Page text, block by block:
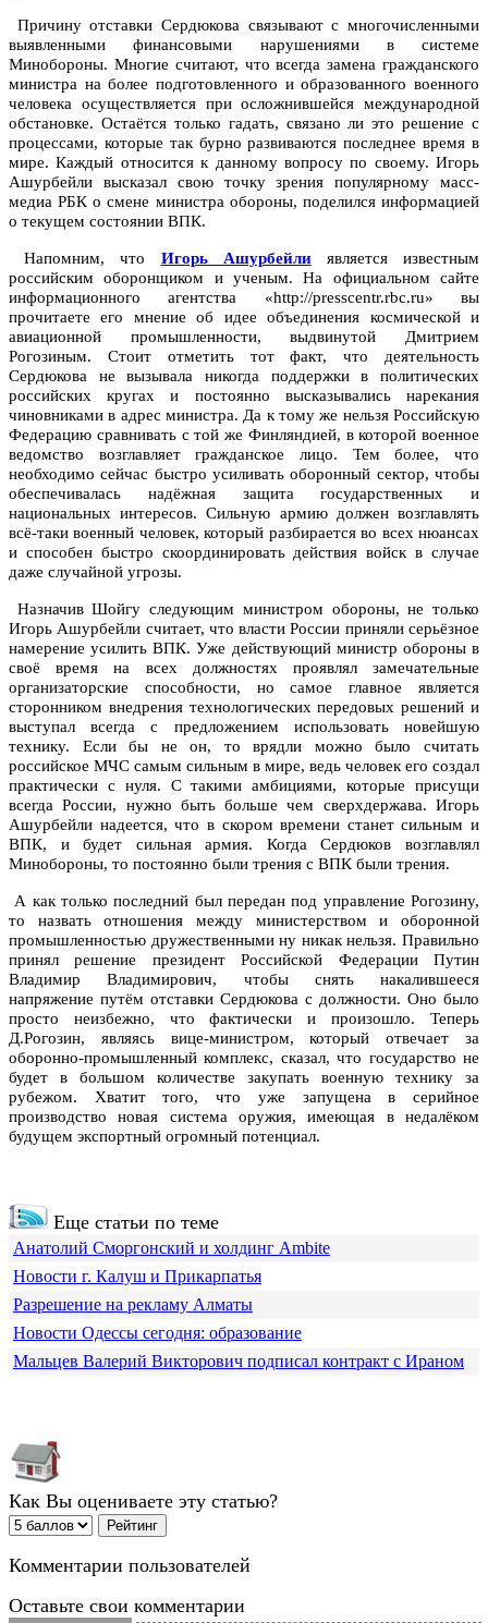
Причину отставки Сердюкова связывают с многочисленными
выявленными финансовыми нарушениями в системе
Минобороны. Многие считают, что всегда замена гражданского
министра на более подготовленного и образованного военного
человека осуществляется при осложнившейся международной
обстановке. Остаётся только гадать, связано ли это решение с
процессами, которые так бурно развиваются последнее время в
мире. Каждый относится к данному вопросу по своему. Игорь
Ашурбейли высказал свою точку зрения популярному масс-
медиа РБК о смене министра обороны, поделился информацией
о текущем состоянии ВПК.
Напомним, что Игорь Ашурбейлиявляется известным
российским оборонщиком и ученым. На официальном сайте
информационного агентства «http://presscentr.rbc.ru» вы
прочитаете его мнение об идее объединения космической и
авиационной промышленности, выдвинутой Дмитрием
Рогозиным. Стоит отметить тот факт, что деятельность
Сердюкова не вызывала никогда поддержки в политических
российских кругах и постоянно высказывались нарекания
чиновниками в адрес министра. Да к тому же нельзя Российскую
Федерацию сравнивать с той же Финляндией, в которой военное
ведомство возглавляет гражданское лицо. Тем более, что
необходимо сейчас быстро усиливать оборонный сектор, чтобы
обеспечивалась надёжная защита государственных и
национальных интересов. Сильную армию должен возглавлять
всё-таки военный человек, который разбирается во всех нюансах
и способен быстро скоординировать действия войск в случае
даже случайной угрозы.
Назначив Шойгу следующим министром обороны, не только
Игорь Ашурбейли считает, что власти России приняли серьёзное
намерение усилить ВПК. Уже действующий министр обороны в
своё время на всех должностях проявлял замечательные
организаторские способности, но самое главное является
сторонником внедрения технологических передовых решений и
выступал всегда с предложением использовать новейшую
технику. Если бы не он, то врядли можно было считать
российское МЧС самым сильным в мире, ведь человек его создал
практически с нуля. С такими амбициями, которые присущи
всегда России, нужно быть больше чем сверхдержава. Игорь
Ашурбейли надеется, что в скором времени станет сильным и
ВПК, и будет сильная армия. Когда Сердюков возглавлял
Минобороны, то постоянно были трения с ВПК были трения.
А как только последний был передан под управление Рогозину,
то назвать отношения между министерством и оборонной
промышленностью дружественными ну никак нельзя. Правильно
принял решение президент Российской Федерации Путин
Владимир Владимирович, чтобы снять накалившееся
напряжение путём отставки Сердюкова с должности. Оно было
просто неизбежно, что фактически и произошло. Теперь
Д.Рогозин, являясь вице-министром, который отвечает за
оборонно-промышленный комплекс, сказал, что государство не
будет в большом количестве закупать военную технику за
рубежом. Хватит того, что уже запущена в серийное
производство новая система оружия, имеющая в недалёком
будущем экспортный огромный потенциал.
Еще статьи по теме
Анатолий Сморгонский и холдинг Ambite
Новости г. Калуш и Прикарпатья
Разрешение на рекламу Алматы
Новости Одессы сегодня: образование
Мальцев Валерий Викторович подписал контракт с Ираном
Как Вы оцениваете эту статью?
Комментарии пользователей
Оставьте свои комментарии